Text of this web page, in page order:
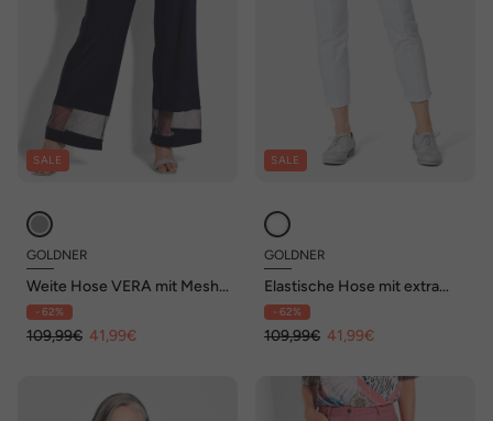
SALE
GOLDNER
Weite Hose VERA mit Mesh-
Details
- 62%
109,99€ 41,99€
SALE
GOLDNER
Elastische Hose mit extra
Nähten
- 62%
109,99€ 41,99€